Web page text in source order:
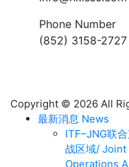
Phone Number
(852) 3158-2727
Copyright © 2026 All
最新消息 News
ITF–JNG联
战区域/ Joint
Operations